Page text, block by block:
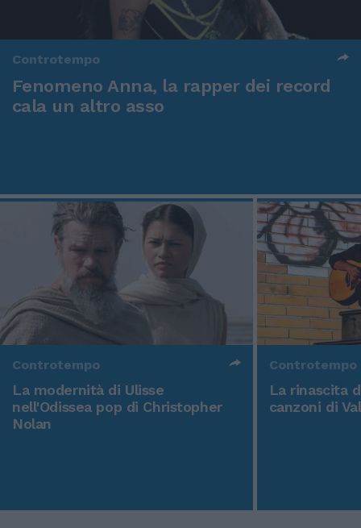
Controtempo
Fenomeno Anna, la rapper dei record
cala un altro asso
Controtempo
La modernità di Ulisse
nell'Odissea pop di Christopher
Nolan
Controtempo
La rinascita
canzoni di